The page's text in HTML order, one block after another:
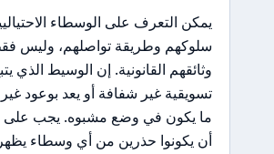
يمكن التعرف على الوسطاء
سلوكهم وطريقة تواصلهم، وليس
وثائقهم القانونية. إن الوسيط الذي
تسويقية غير شفافة أو يعد بوعود غير
ما يكون في وضع مشبوه. يجب على
أن يكونوا حذرين من أي وسطاء